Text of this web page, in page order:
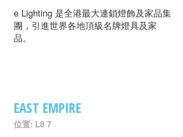
e Lighting 是全港最大連鎖燈飾及家品集
團，引進世界各地頂級名牌燈具及家
品。
EAST EMPIRE
位置: L8 7